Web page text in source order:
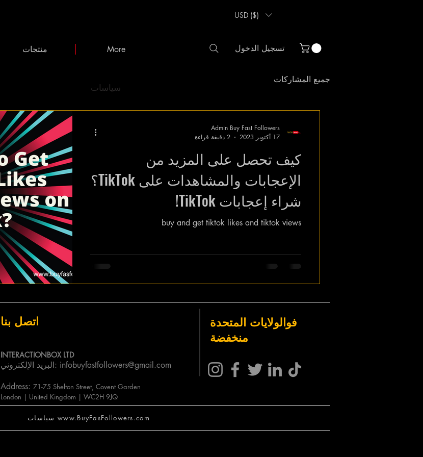
منتجات More
USD ($)
تسجيل الدخول
جميع المشاركات
كيف تحصل على المزيد من
الإعجابات والمشاهدات على TikTok؟
شراء إعجابات TikTok!
buy and get tiktok likes and tiktok views
Admin Buy Fast Followers
17 أكتوبر 2023
2 دقيقة قراءة
سياسات
البريد الإلكتروني: infobuyfastfollowers@gmail.com
Address: 71-75 Shelton Street, Covent Garden
London | United Kingdom | WC2H 9JQ
فوالولايات المتحدة
منخفضة
اتصل بنا
INTERACTIONBOX LTD
سياسات www.BuyFasFollowers.com